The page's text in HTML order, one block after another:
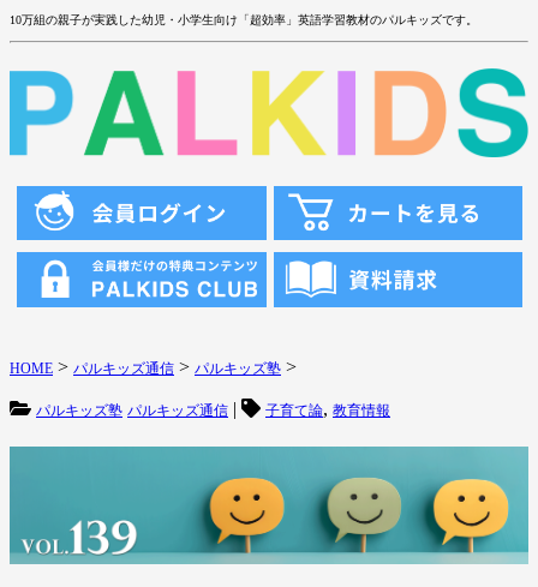
10万組の親子が実践した幼児・小学生向け「超効率」英語学習教材のパルキッズです。
HOME > パルキッズ通信 > パルキッズ塾 >
パルキッズ塾 パルキッズ通信 | 子育て論, 教育情報